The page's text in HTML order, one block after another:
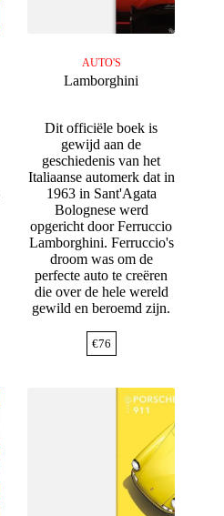
AUTO'S
Lamborghini
Dit officiële boek is
gewijd aan de
geschiedenis van het
Italiaanse automerk dat in
1963 in Sant'Agata
Bolognese werd
opgericht door Ferruccio
Lamborghini. Ferruccio's
droom was om de
perfecte auto te creëren
die over de hele wereld
gewild en beroemd zijn.
€76